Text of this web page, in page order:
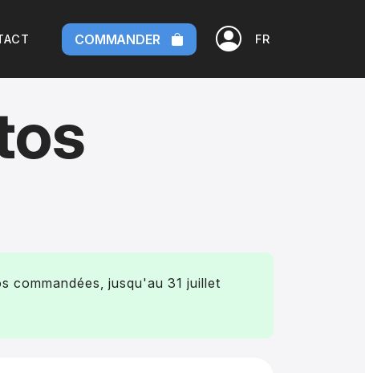
COMMANDER FR
commandées, jusqu'au 31 juillet